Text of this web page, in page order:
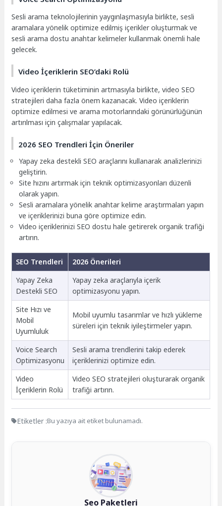
Sesli arama teknolojilerinin yaygınlaşmasıyla birlikte, sesli
aramalara yönelik optimize edilmiş içerikler oluşturmak ve
sesli arama dostu anahtar kelimeler kullanmak önemli hale
gelecek.
Video İçeriklerin SEO’daki Rolü
Video içeriklerin tüketiminin artmasıyla birlikte, video SEO
stratejileri daha fazla önem kazanacak. Video içeriklerin
optimize edilmesi ve arama motorlarındaki görünürlüğünün
artırılması için çalışmalar yapılacak.
2026 SEO Trendleri İçin Öneriler
Yapay zeka destekli SEO araçlarını kullanarak analizlerinizi
geliştirin.
Site hızını artırmak için teknik optimizasyonları düzenli
olarak yapın.
Sesli aramalara yönelik anahtar kelime araştırmaları yapın
ve içeriklerinizi buna göre optimize edin.
Video içeriklerinizi SEO dostu hale getirerek organik trafiği
artırın.
SEO Trendleri
2026 Önerileri
Yapay Zeka
Destekli SEO
Yapay zeka araçlarıyla içerik
optimizasyonu yapın.
Site Hızı ve
Mobil
Uyumluluk
Mobil uyumlu tasarımlar ve hızlı yükleme
süreleri için teknik iyileştirmeler yapın.
Voice Search
Optimizasyonu
Sesli arama trendlerini takip ederek
içeriklerinizi optimize edin.
Video
İçeriklerin Rolü
Video SEO stratejileri oluşturarak organik
trafiği artırın.
Etiketler :Bu yazıya ait etiket bulunamadı.
Seo Paketleri